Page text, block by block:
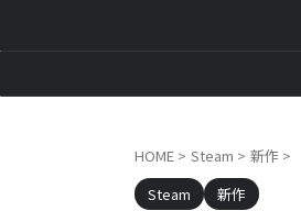
HOME > Steam > 新作 >
Steam
新作